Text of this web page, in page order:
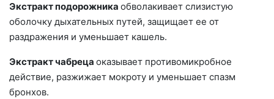
Экстракт подорожника обволакивает слизистую
оболочку дыхательных путей, защищает ее от
раздражения и уменьшает кашель.
Экстракт чабреца оказывает противомикробное
действие, разжижает мокроту и уменьшает спазм
бронхов.